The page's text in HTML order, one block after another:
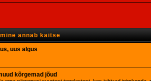
annab kaitse
uus algus
kõrgemad jõud